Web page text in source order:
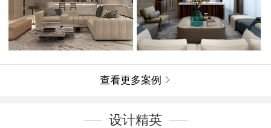
查看更多案例 
设计精英